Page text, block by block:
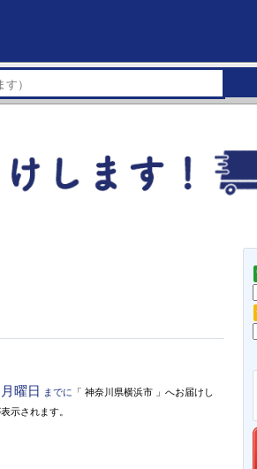
月曜日 までに 「 神奈川県横浜市 」 へお届けし
示されます。